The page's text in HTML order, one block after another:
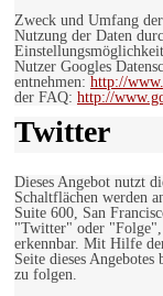
Zweck und Umfang
Nutzung der Daten
Nutzer Googles
entnehmen: http://
der FAQ: http://
Twitter
Dieses Angebot nutzt
Schaltflächen werden
Suite 600, San
"Twitter" oder "Folge",
erkennbar. Mit Hilfe
Seite dieses
zu folgen.